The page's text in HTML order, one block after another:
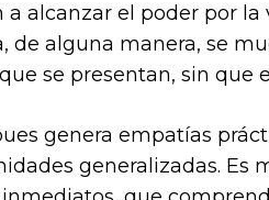
alcanzar el poder por
de alguna manera, se
se presentan, sin que
genera empatías
generalizadas. Es